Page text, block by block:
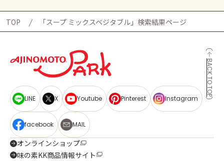
TOP 「スープ ミックスベジタブル」検索結果ページ
BACK TO TOP
LINE X Youtube Pinterest Instagram
facebook MAIL
オンラインショップ
味の素KK商品情報サイト